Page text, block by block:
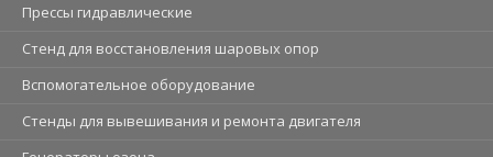
Прессы гидравлические
Стенд для восстановления шаровых опор
Вспомогательное оборудование
Стенды для вывешивания и ремонта двигателя